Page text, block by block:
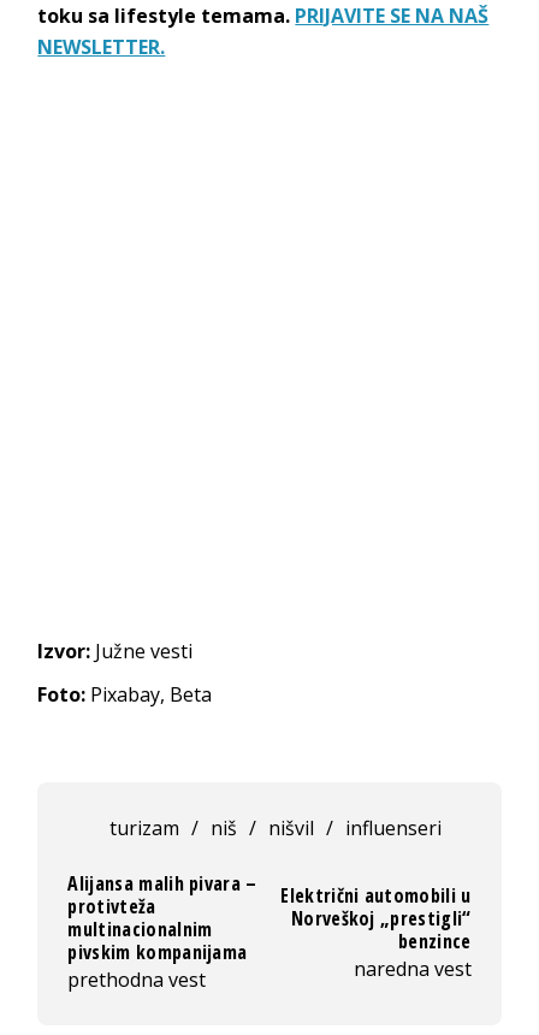
toku sa lifestyle temama. PRIJAVITE SE NA NAŠ
NEWSLETTER.
Izvor: Južne vesti
Foto: Pixabay, Beta
turizam / niš / nišvil / influenseri
Alijansa malih pivara –
protivteža
multinacionalnim
pivskim kompanijama
prethodna vest
Električni automobili u
Norveškoj „prestigli“
benzince
naredna vest